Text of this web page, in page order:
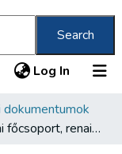
Search
Log In (current)
dokumentumok
Történelmi főcsoport, renaissance épület